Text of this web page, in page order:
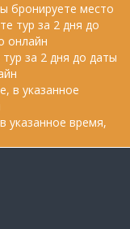
бронируете место
за 2 дня до даты
указанное время,